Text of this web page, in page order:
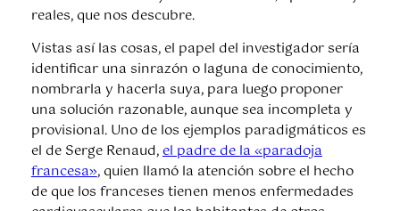
reales, que nos descubre.
Vistas así las cosas, el papel del investigador sería
identificar una sinrazón o laguna de conocimiento,
nombrarla y hacerla suya, para luego proponer
una solución razonable, aunque sea incompleta y
provisional. Uno de los ejemplos paradigmáticos es
el de Serge Renaud,el padre de la «paradoja
francesa», quien llamó la atención sobre el hecho
de que los franceses tienen menos enfermedades